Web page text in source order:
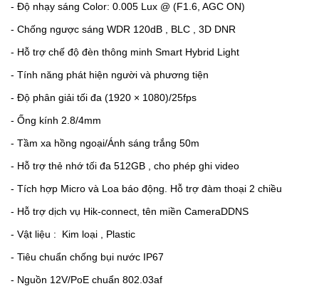
- Độ nhạy sáng Color: 0.005 Lux @ (F1.6, AGC ON)
- Chống ngược sáng WDR 120dB , BLC , 3D DNR
- Hỗ trợ chế độ đèn thông minh Smart Hybrid Light
- Tính năng phát hiện người và phương tiện
- Độ phân giải tối đa (1920 × 1080)/25fps
- Ống kính 2.8/4mm
- Tầm xa hồng ngoại/Ánh sáng trắng 50m
- Hỗ trợ thẻ nhớ tối đa 512GB , cho phép ghi video
- Tích hợp Micro và Loa báo động. Hỗ trợ đàm thoại 2 chiều
- Hỗ trợ dịch vụ Hik-connect, tên miền CameraDDNS
- Vật liệu : Kim loại , Plastic
- Tiêu chuẩn chống bụi nước IP67
- Nguồn 12V/PoE chuẩn 802.03af